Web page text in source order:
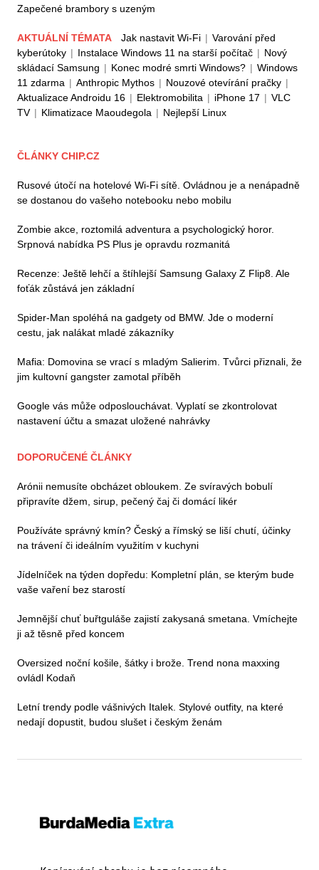
Zapečené brambory s uzeným
AKTUÁLNÍ TÉMATA Jak nastavit Wi-Fi | Varování před
kyberútoky | Instalace Windows 11 na starší počítač | Nový
skládací Samsung | Konec modré smrti Windows? | Windows
11 zdarma | Anthropic Mythos | Nouzové otevírání pračky |
Aktualizace Androidu 16 | Elektromobilita | iPhone 17 | VLC
TV | Klimatizace Maoudegola | Nejlepší Linux
ČLÁNKY CHIP.CZ
Rusové útočí na hotelové Wi-Fi sítě. Ovládnou je a nenápadně
se dostanou do vašeho notebooku nebo mobilu
Zombie akce, roztomilá adventura a psychologický horor.
Srpnová nabídka PS Plus je opravdu rozmanitá
Recenze: Ještě lehčí a štíhlejší Samsung Galaxy Z Flip8. Ale
foťák zůstává jen základní
Spider-Man spoléhá na gadgety od BMW. Jde o moderní
cestu, jak nalákat mladé zákazníky
Mafia: Domovina se vrací s mladým Salierim. Tvůrci přiznali, že
jim kultovní gangster zamotal příběh
Google vás může odposlouchávat. Vyplatí se zkontrolovat
nastavení účtu a smazat uložené nahrávky
DOPORUČENÉ ČLÁNKY
Arónii nemusíte obcházet obloukem. Ze svíravých bobulí
připravíte džem, sirup, pečený čaj či domácí likér
Používáte správný kmín? Český a římský se liší chutí, účinky
na trávení či ideálním využitím v kuchyni
Jídelníček na týden dopředu: Kompletní plán, se kterým bude
vaše vaření bez starostí
Jemnější chuť buřtguláše zajistí zakysaná smetana. Vmíchejte
ji až těsně před koncem
Oversized noční košile, šátky i brože. Trend nona maxxing
ovládl Kodaň
Letní trendy podle vášnivých Italek. Stylové outfity, na které
nedají dopustit, budou slušet i českým ženám